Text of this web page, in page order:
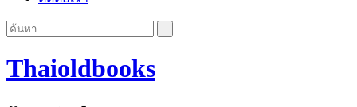
Thaioldbooks